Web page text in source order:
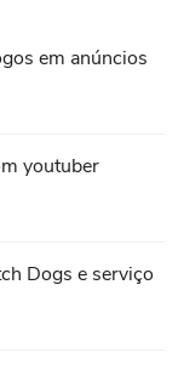
em anúncios
youtuber
Dogs e serviço